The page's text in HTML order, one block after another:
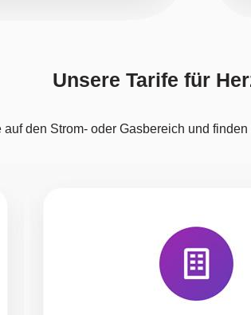
Unsere Tarife für
auf den Strom- oder Gasbereich und